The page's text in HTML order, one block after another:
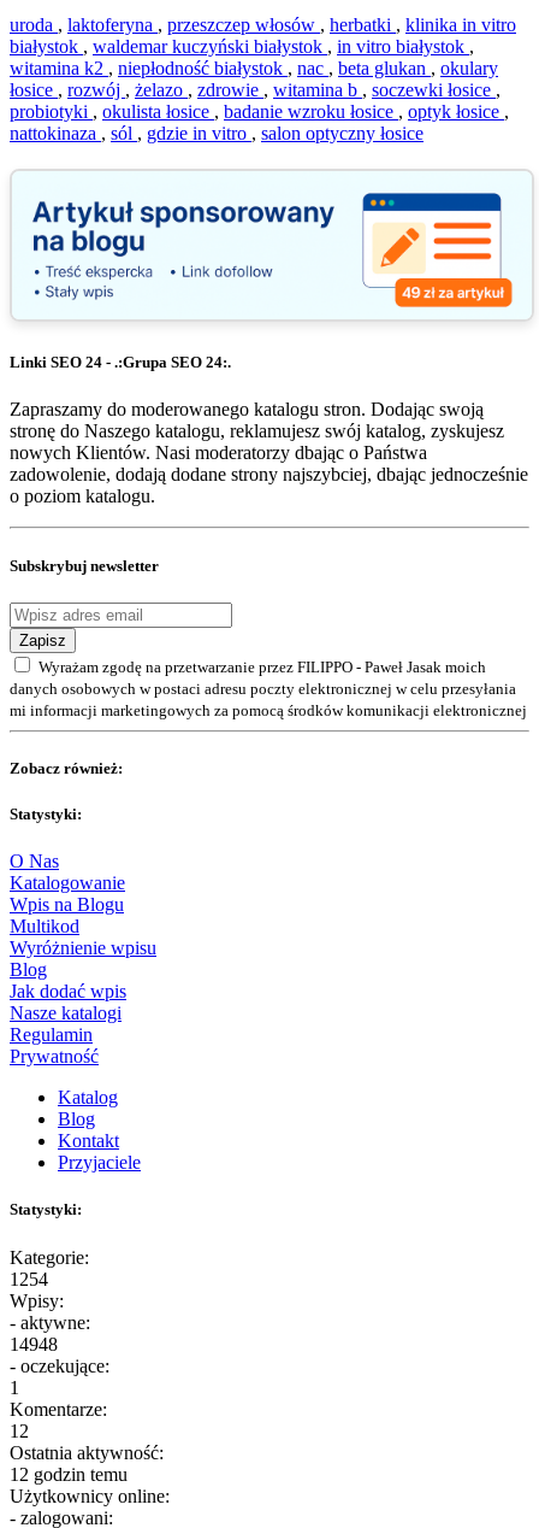
uroda , laktoferyna , przeszczep włosów , herbatki , klinika in vitro
białystok , waldemar kuczyński białystok , in vitro białystok ,
witamina k2 , niepłodność białystok , nac , beta glukan , okulary
łosice , rozwój , żelazo , zdrowie , witamina b , soczewki łosice ,
probiotyki , okulista łosice , badanie wzroku łosice , optyk łosice ,
nattokinaza , sól , gdzie in vitro , salon optyczny łosice
Linki SEO 24 - .:Grupa SEO 24:.
Zapraszamy do moderowanego katalogu stron. Dodając swoją
stronę do Naszego katalogu, reklamujesz swój katalog, zyskujesz
nowych Klientów. Nasi moderatorzy dbając o Państwa
zadowolenie, dodają dodane strony najszybciej, dbając jednocześnie
o poziom katalogu.
Subskrybuj newsletter
Zapisz
Wyrażam zgodę na przetwarzanie przez FILIPPO - Paweł Jasak moich
danych osobowych w postaci adresu poczty elektronicznej w celu przesyłania
mi informacji marketingowych za pomocą środków komunikacji elektronicznej
Zobacz również:
Statystyki:
O Nas
Katalogowanie
Wpis na Blogu
Multikod
Wyróżnienie wpisu
Blog
Jak dodać wpis
Nasze katalogi
Regulamin
Prywatność
Katalog
Blog
Kontakt
Przyjaciele
Statystyki:
Kategorie:
1254
Wpisy:
- aktywne:
14948
- oczekujące:
1
Komentarze:
12
Ostatnia aktywność:
12 godzin temu
Użytkownicy online:
- zalogowani: